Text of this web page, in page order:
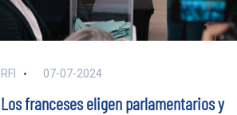
RFI 07-07-2024
Los franceses eligen parlamentarios y